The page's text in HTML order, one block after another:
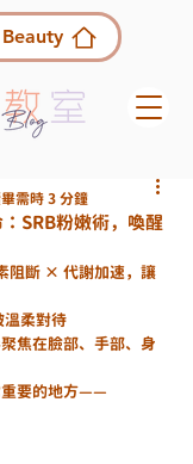
SRB粉嫩術，喚醒
需時 3 分鐘
斷 × 代謝加速，讓
溫柔對待
焦在臉部、手部、身
重要的地方——